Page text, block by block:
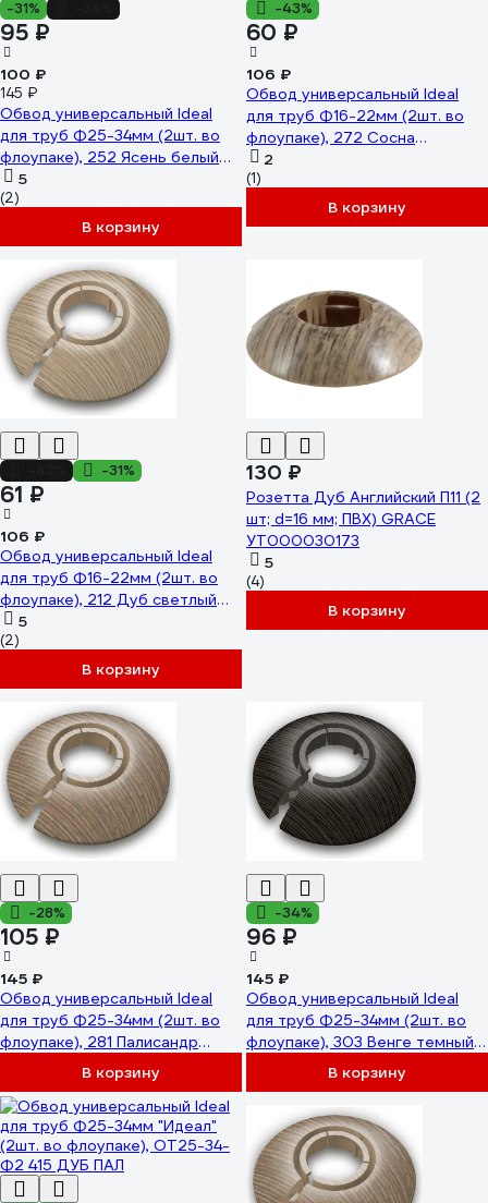
-31%
95 ₽
100 ₽
145 ₽
Обвод универсальный Ideal
для труб Ф25-34мм (2шт. во
флоупаке), 252 Ясень белый
ОТ25-34-Ф2 252 ЯСН БЕЛ
5
(2)
В корзину
-43%
60 ₽
106 ₽
Обвод универсальный Ideal
для труб Ф16-22мм (2шт. во
флоупаке), 272 Сосна
золотистая ОТ16-22-Ф2 272
СОС ЗЛТ
2
(1)
В корзину
-31%
61 ₽
106 ₽
Обвод универсальный Ideal
для труб Ф16-22мм (2шт. во
флоупаке), 212 Дуб светлый
ОТ16-22-Ф2 212 ДУБ СВТ
5
(2)
В корзину
130 ₽
Розетта Дуб Английский П11 (2
шт; d=16 мм; ПВХ) GRACE
УТ000030173
5
(4)
В корзину
-28%
105 ₽
145 ₽
Обвод универсальный Ideal
для труб Ф25-34мм (2шт. во
флоупаке), 281 Палисандр
ОТ25-34-Ф2 281 ПЛС
В корзину
-34%
96 ₽
145 ₽
Обвод универсальный Ideal
для труб Ф25-34мм (2шт. во
флоупаке), 303 Венге темный
ОТ25-34-Ф2 303 ВНГ ТЕМ
В корзину